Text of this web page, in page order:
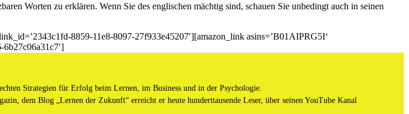
Worten zu erklären. Wenn Sie des englischen mächtig sind, schauen Sie unbedingt auch in seinen
8859-11e8-8097-27f933e45207′][amazon_link asins=’B01AIPRG5I‘
6b27c06a31c7′]
Strategien für Erfolg beim Lernen, im Business und in der Psychologie.
dem Blog „Lernen der Zukunft“ erreicht er heute hunderttausende Leser, über seinen YouTube Kanal